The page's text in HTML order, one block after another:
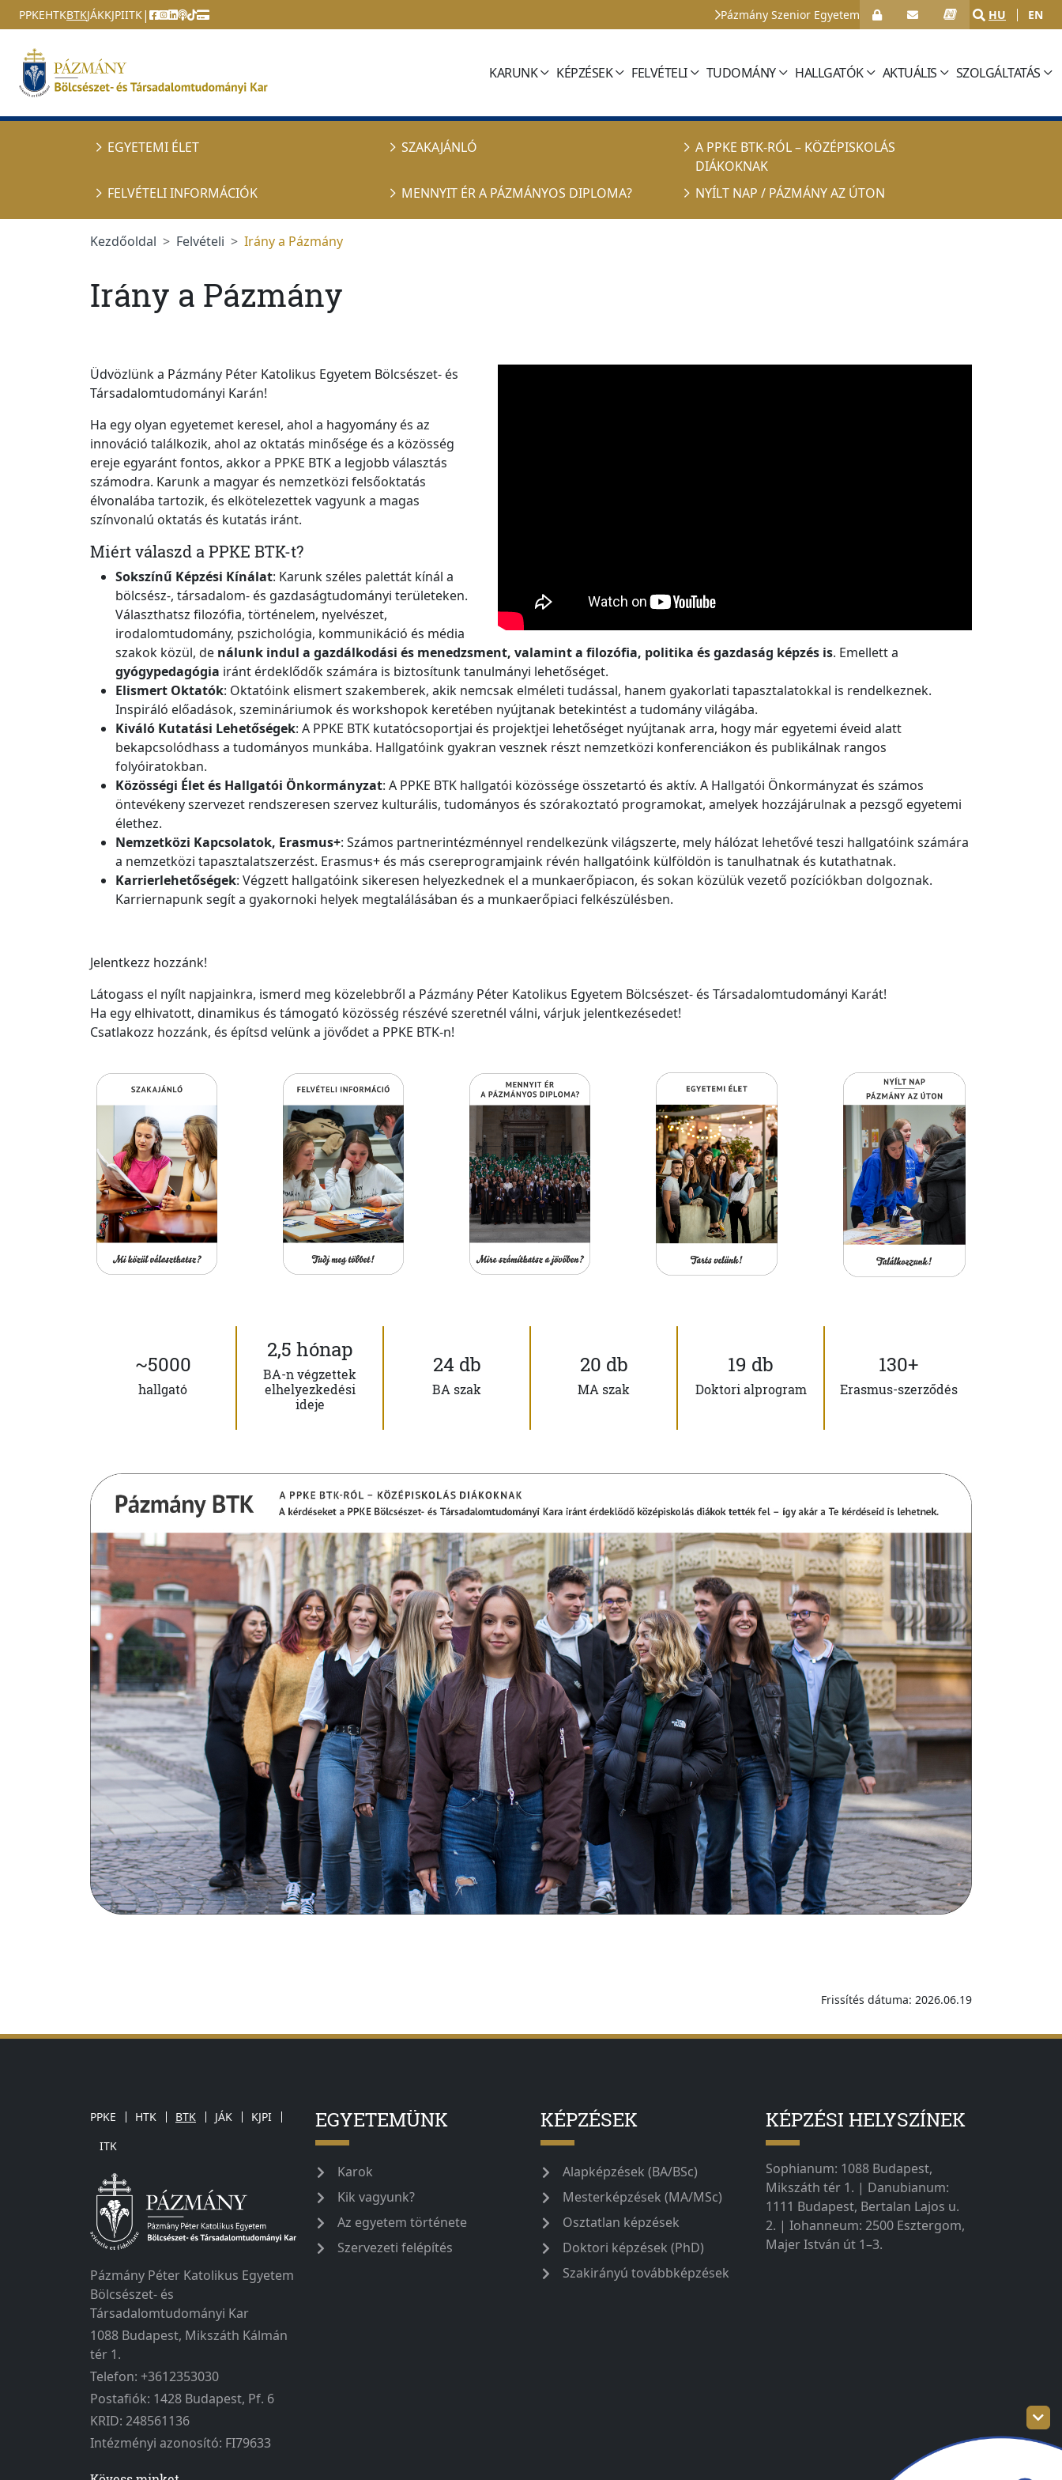
Ugrás a menüre
Ugrás a tartalomra
PPKEHTKBTKJÁKKJPIITK| Pázmány Szenior Egyetem HU EN
KARUNK KÉPZÉSEK FELVÉTELI TUDOMÁNY HALLGATÓK AKTUÁLIS SZOLGÁLTATÁS
EGYETEMI ÉLET SZAKAJÁNLÓ
A PPKE BTK-RÓL – KÖZÉPISKOLÁS
DIÁKOKNAK
FELVÉTELI INFORMÁCIÓK
MENNYIT ÉR A PÁZMÁNYOS DIPLOMA? NYÍLT NAP / PÁZMÁNY AZ ÚTON
Kezdőoldal Felvételi Irány a Pázmány
Irány a Pázmány
Üdvözlünk a Pázmány Péter Katolikus Egyetem Bölcsészet- és
Társadalomtudományi Karán!
Ha egy olyan egyetemet keresel, ahol a hagyomány és az
innováció találkozik, ahol az oktatás minősége és a közösség
ereje egyaránt fontos, akkor a PPKE BTK a legjobb választás
számodra. Karunk a magyar és nemzetközi felsőoktatás
élvonalába tartozik, és elkötelezettek vagyunk a magas
színvonalú oktatás és kutatás iránt.
Miért válaszd a PPKE BTK-t?
Sokszínű Képzési Kínálat: Karunk széles palettát kínál a
bölcsész-, társadalom- és gazdaságtudományi területeken.
Választhatsz filozófia, történelem, nyelvészet,
irodalomtudomány, pszichológia, kommunikáció és média
szakok közül, de nálunk indul a gazdálkodási és menedzsment, valamint a filozófia, politika és gazdaság képzés is. Emellett a
gyógypedagógia iránt érdeklődők számára is biztosítunk tanulmányi lehetőséget.
Elismert Oktatók: Oktatóink elismert szakemberek, akik nemcsak elméleti tudással, hanem gyakorlati tapasztalatokkal is rendelkeznek.
Inspiráló előadások, szemináriumok és workshopok keretében nyújtanak betekintést a tudomány világába.
Kiváló Kutatási Lehetőségek: A PPKE BTK kutatócsoportjai és projektjei lehetőséget nyújtanak arra, hogy már egyetemi éveid alatt
bekapcsolódhass a tudományos munkába. Hallgatóink gyakran vesznek részt nemzetközi konferenciákon és publikálnak rangos
folyóiratokban.
Közösségi Élet és Hallgatói Önkormányzat: A PPKE BTK hallgatói közössége összetartó és aktív. A Hallgatói Önkormányzat és számos
öntevékeny szervezet rendszeresen szervez kulturális, tudományos és szórakoztató programokat, amelyek hozzájárulnak a pezsgő egyetemi
élethez.
Nemzetközi Kapcsolatok, Erasmus+: Számos partnerintézménnyel rendelkezünk világszerte, mely hálózat lehetővé teszi hallgatóink számára
a nemzetközi tapasztalatszerzést. Erasmus+ és más csereprogramjaink révén hallgatóink külföldön is tanulhatnak és kutathatnak.
Karrierlehetőségek: Végzett hallgatóink sikeresen helyezkednek el a munkaerőpiacon, és sokan közülük vezető pozíciókban dolgoznak.
Karriernapunk segít a gyakornoki helyek megtalálásában és a munkaerőpiaci felkészülésben.
Jelentkezz hozzánk!
Látogass el nyílt napjainkra, ismerd meg közelebbről a Pázmány Péter Katolikus Egyetem Bölcsészet- és Társadalomtudományi Karát!
Ha egy elhivatott, dinamikus és támogató közösség részévé szeretnél válni, várjuk jelentkezésedet!
Csatlakozz hozzánk, és építsd velünk a jövődet a PPKE BTK-n!
~5000
hallgató
2,5 hónap
BA-n végzettek
elhelyezkedési
ideje
24 db
BA szak
20 db
MA szak
19 db
Doktori alprogram
130+
Erasmus-szerződés
Frissítés dátuma: 2026.06.19
PPKE HTK BTK JÁK
KJPI
ITK
Pázmány Péter Katolikus Egyetem
Bölcsészet- és
Társadalomtudományi Kar
1088 Budapest, Mikszáth Kálmán
tér 1.
Telefon: +3612353030
Postafiók: 1428 Budapest, Pf. 6
KRID: 248561136
Intézményi azonosító: FI79633
EGYETEMÜNK
Karok
Kik vagyunk?
Az egyetem története
Szervezeti felépítés
KÉPZÉSEK
Alapképzések (BA/BSc)
Mesterképzések (MA/MSc)
Osztatlan képzések
Doktori képzések (PhD)
Szakirányú továbbképzések
KÉPZÉSI HELYSZÍNEK
Sophianum: 1088 Budapest,
Mikszáth tér 1. | Danubianum:
1111 Budapest, Bertalan Lajos u.
2. | Iohanneum: 2500 Esztergom,
Majer István út 1–3.